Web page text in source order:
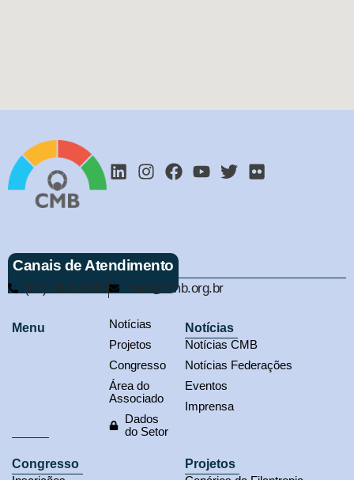
Canais de Atendimento
(61) 3321-9563 cmb@cmb.org.br
Menu
Notícias
Projetos
Congresso
Área do
Associado
Dados
do Setor
Notícias
Notícias CMB
Notícias Federações
Eventos
Imprensa
Congresso
Projetos